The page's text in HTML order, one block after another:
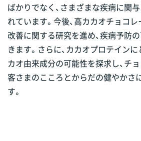
ばかりでなく、さまざまな疾病に関
れています。今後、高カカオチョコ
改善に関する研究を進め、疾病予防
きます。さらに、カカオプロテイン
カオ由来成分の可能性を探求し、チ
客さまのこころとからだの健やかさ
す。